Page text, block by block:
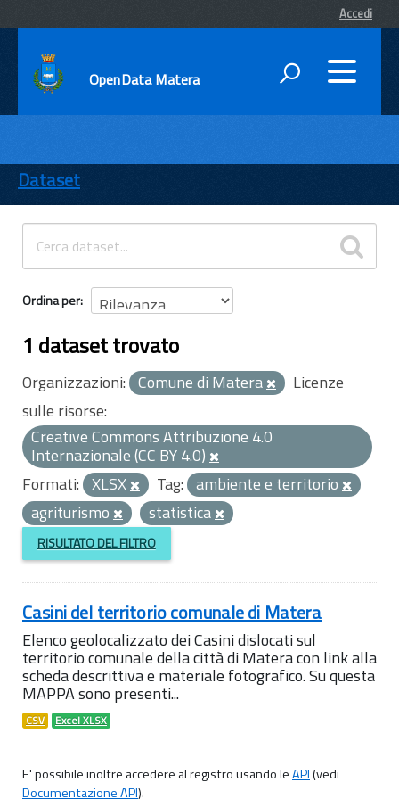
Accedi
OpenData Matera
ENTI
TEMI
INFORMAZIONI
Dataset
Ordina per
1 dataset trovato
Organizzazioni: Comune di Matera
Licenze
sulle risorse:
Creative Commons Attribuzione 4.0
Internazionale (CC BY 4.0)
Formati: XLSX Tag: ambiente e territorio
agriturismo
statistica
RISULTATO DEL FILTRO
Casini del territorio comunale di Matera
Elenco geolocalizzato dei Casini dislocati sul
territorio comunale della città di Matera con link alla
scheda descrittiva e materiale fotografico. Su questa
MAPPA sono presenti...
CSV Excel XLSX
E' possibile inoltre accedere al registro usando leAPI(vedi
Documentazione API).